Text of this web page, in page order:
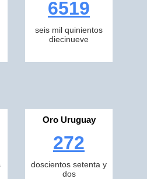
6519
seis mil quinientos
diecinueve
Oro Uruguay
272
doscientos setenta y
dos